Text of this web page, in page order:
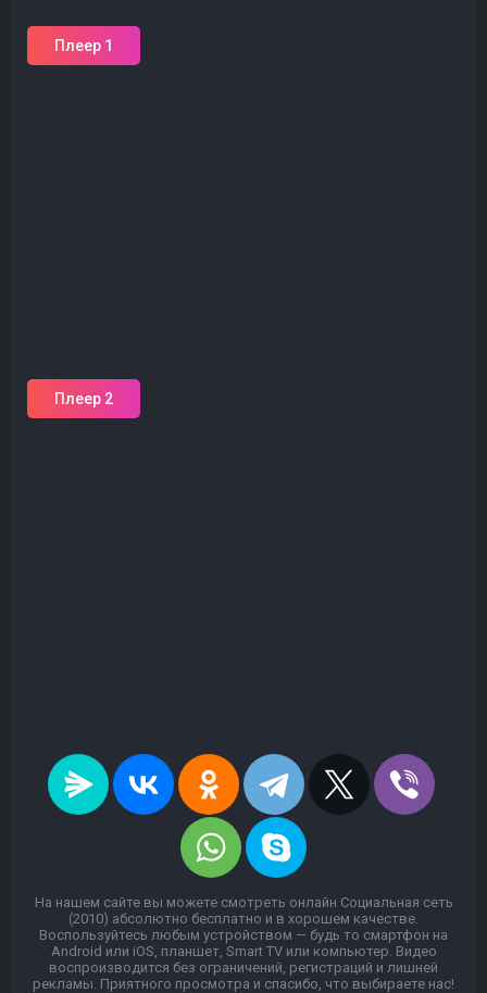
Плеер 1
Плеер 2
На нашем сайте вы можете смотреть онлайн Социальная сеть
(2010) абсолютно бесплатно и в хорошем качестве.
Воспользуйтесь любым устройством — будь то смартфон на
Android или iOS, планшет, Smart TV или компьютер. Видео
воспроизводится без ограничений, регистраций и лишней
рекламы. Приятного просмотра и спасибо, что выбираете нас!